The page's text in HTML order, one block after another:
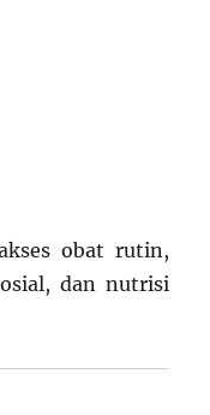
obat rutin,
dan nutrisi